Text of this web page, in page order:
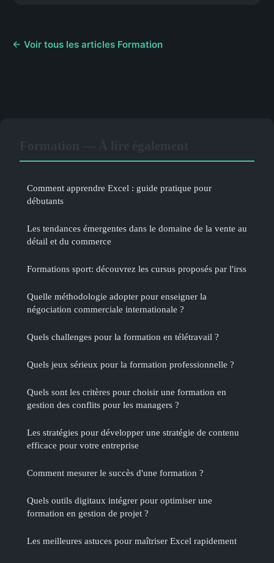
← Voir tous les articles Formation
Comment apprendre Excel : guide pratique pour
débutants
Les tendances émergentes dans le domaine de la vente au
détail et du commerce
Formations sport: découvrez les cursus proposés par l'irss
Quelle méthodologie adopter pour enseigner la
négociation commerciale internationale ?
Quels challenges pour la formation en télétravail ?
Quels jeux sérieux pour la formation professionnelle ?
Quels sont les critères pour choisir une formation en
gestion des conflits pour les managers ?
Les stratégies pour développer une stratégie de contenu
efficace pour votre entreprise
Comment mesurer le succès d'une formation ?
Quels outils digitaux intégrer pour optimiser une
formation en gestion de projet ?
Les meilleures astuces pour maîtriser Excel rapidement